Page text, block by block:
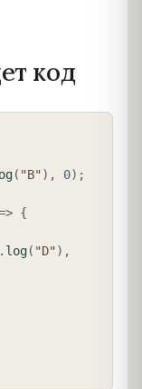
код
( "B") , 0) ;
{
. log( "D") ,